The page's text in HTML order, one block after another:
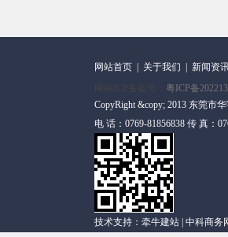
网站首页 | 关于我们 | 新闻资
粤ICP备
CopyRight &copy; 2013 东莞市
电 话：0769-81856838 传 真：
技术支持： 牵牛建站 | 中科商务